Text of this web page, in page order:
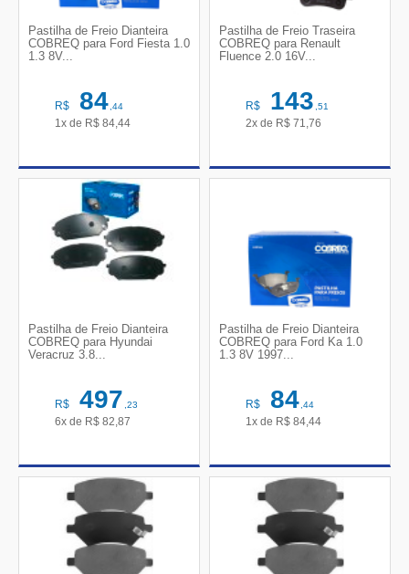
Pastilha de Freio Dianteira
COBREQ para Ford Fiesta 1.0
1.3 8V...
R$ 84,44
1x de R$ 84,44
Pastilha de Freio Traseira
COBREQ para Renault
Fluence 2.0 16V...
R$ 143,51
2x de R$ 71,76
Pastilha de Freio Dianteira
COBREQ para Hyundai
Veracruz 3.8...
R$ 497,23
6x de R$ 82,87
Pastilha de Freio Dianteira
COBREQ para Ford Ka 1.0
1.3 8V 1997...
R$ 84,44
1x de R$ 84,44